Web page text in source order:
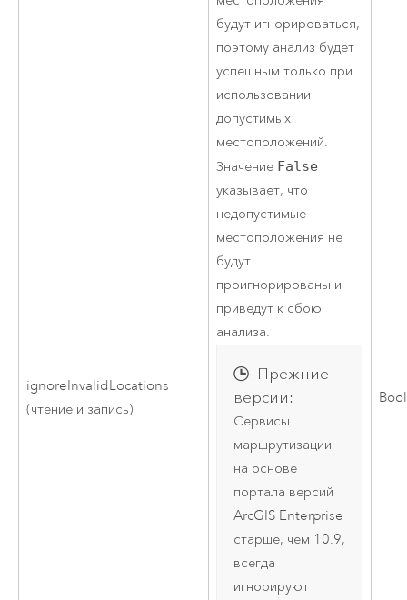
ignoreInvalidLocations
(чтение и запись)
будут игнорироваться,
поэтому анализ будет
успешным только при
использовании
допустимых
местоположений.
Значение False
указывает, что
недопустимые
местоположения не
будут
проигнорированы и
приведут к сбою
анализа.
Прежние
версии:
Сервисы
маршрутизации
на основе
портала версий
ArcGIS Enterprise
старше, чем 10.9,
всегда
игнорируют